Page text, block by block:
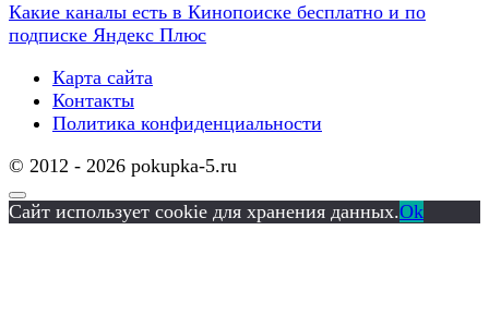
Какие каналы есть в Кинопоиске бесплатно и по
подписке Яндекс Плюс
Карта сайта
Контакты
Политика конфиденциальности
© 2012 - 2026 pokupka-5.ru
Сайт использует cookie для хранения данных.Ok